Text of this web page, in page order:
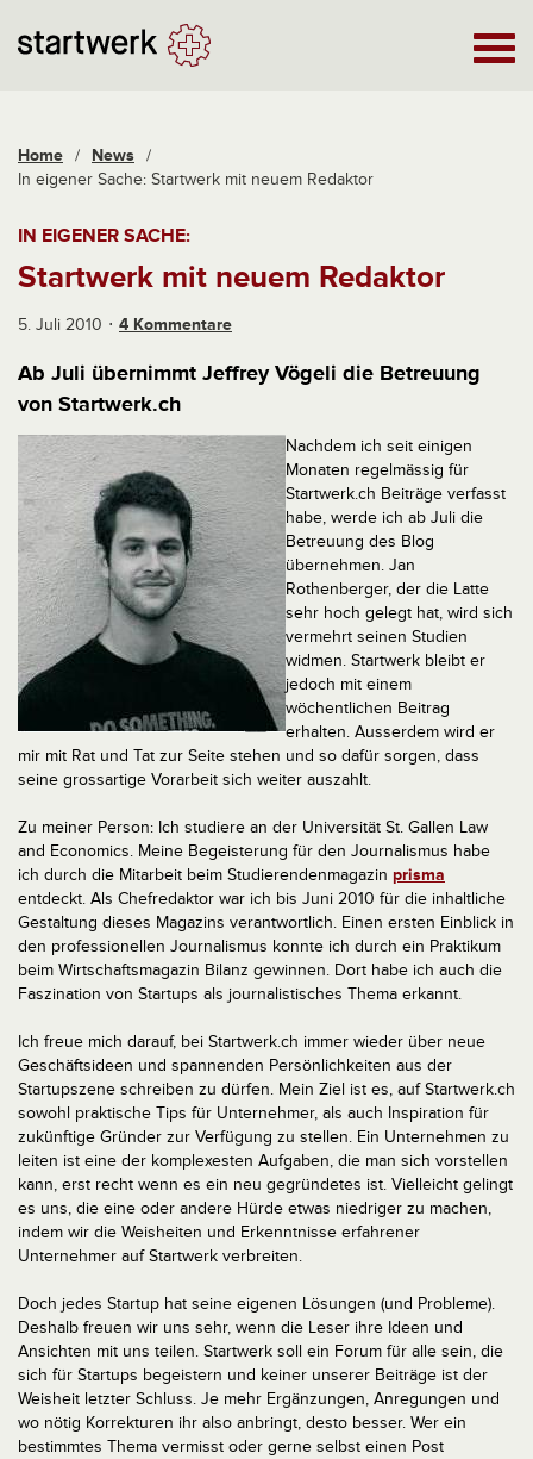
Home / News /
In eigener Sache: Startwerk mit neuem Redaktor
IN EIGENER SACHE:
Startwerk mit neuem Redaktor
5. Juli 2010 4 Kommentare
Ab Juli übernimmt Jeffrey Vögeli die Betreuung
von Startwerk.ch
Nachdem ich seit einigen
Monaten regelmässig für
Startwerk.ch Beiträge verfasst
habe, werde ich ab Juli die
Betreuung des Blog
übernehmen. Jan
Rothenberger, der die Latte
sehr hoch gelegt hat, wird sich
vermehrt seinen Studien
widmen. Startwerk bleibt er
jedoch mit einem
wöchentlichen Beitrag
erhalten. Ausserdem wird er
mir mit Rat und Tat zur Seite stehen und so dafür sorgen, dass
seine grossartige Vorarbeit sich weiter auszahlt.
Zu meiner Person: Ich studiere an der Universität St. Gallen Law
and Economics. Meine Begeisterung für den Journalismus habe
ich durch die Mitarbeit beim Studierendenmagazin prisma
entdeckt. Als Chefredaktor war ich bis Juni 2010 für die inhaltliche
Gestaltung dieses Magazins verantwortlich. Einen ersten Einblick in
den professionellen Journalismus konnte ich durch ein Praktikum
beim Wirtschaftsmagazin Bilanz gewinnen. Dort habe ich auch die
Faszination von Startups als journalistisches Thema erkannt.
Ich freue mich darauf, bei Startwerk.ch immer wieder über neue
Geschäftsideen und spannenden Persönlichkeiten aus der
Startupszene schreiben zu dürfen. Mein Ziel ist es, auf Startwerk.ch
sowohl praktische Tips für Unternehmer, als auch Inspiration für
zukünftige Gründer zur Verfügung zu stellen. Ein Unternehmen zu
leiten ist eine der komplexesten Aufgaben, die man sich vorstellen
kann, erst recht wenn es ein neu gegründetes ist. Vielleicht gelingt
es uns, die eine oder andere Hürde etwas niedriger zu machen,
indem wir die Weisheiten und Erkenntnisse erfahrener
Unternehmer auf Startwerk verbreiten.
Doch jedes Startup hat seine eigenen Lösungen (und Probleme).
Deshalb freuen wir uns sehr, wenn die Leser ihre Ideen und
Ansichten mit uns teilen. Startwerk soll ein Forum für alle sein, die
sich für Startups begeistern und keiner unserer Beiträge ist der
Weisheit letzter Schluss. Je mehr Ergänzungen, Anregungen und
wo nötig Korrekturen ihr also anbringt, desto besser. Wer ein
bestimmtes Thema vermisst oder gerne selbst einen Post